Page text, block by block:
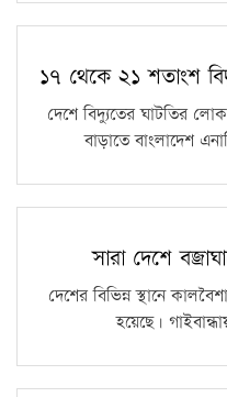
১৭ থেকে ২১ শতাংশ
দেশে বিদ্যুতের ঘাটতির
বাড়াতে বাংলাদেশ
সারা দেশে
দেশের বিভিন্ন স্থানে
হয়েছে।